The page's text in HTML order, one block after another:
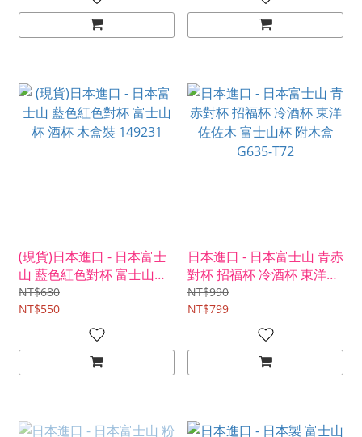
(現貨)日本進口 - 日本富士
山 藍色紅色對杯 富士山杯
酒杯 木盒裝 149231
NT$680
NT$550
日本進口 - 日本富士山 青赤
對杯 招福杯 冷酒杯 東洋佐
佐木 富士山杯 附木盒
G635-T72
NT$990
NT$799